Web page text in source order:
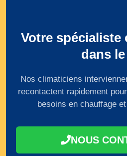
Votre spécialiste
dans le
Nos climaticiens
recontactent rapidement
besoins en chauffage
NOUS